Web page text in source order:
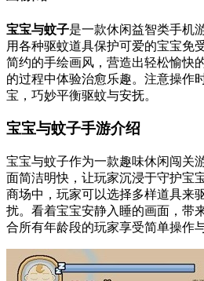
宝宝与蚊子是一款休闲益智类手机
用各种驱蚊道具保护可爱的宝宝免
简约的手绘画风，营造出轻松愉快
的过程中体验治愈乐趣。注意操作
宝，巧妙平衡驱蚊与安抚。
宝宝与蚊子手游介绍
宝宝与蚊子作为一款趣味休闲闯关
面简洁明快，让玩家沉浸于守护宝
商场中，玩家可以选择多样道具来
扰。看着宝宝安静入睡的画面，带
合所有年龄段的玩家享受简单操作